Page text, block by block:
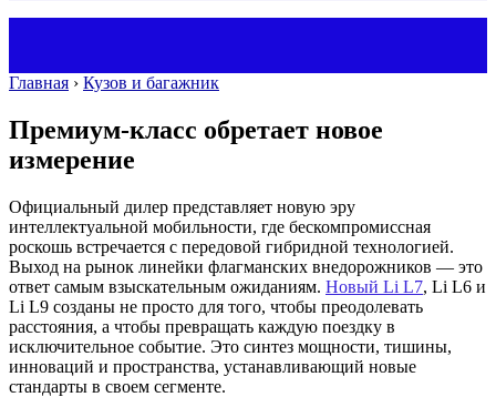
Главная › Кузов и багажник
Премиум-класс обретает новое
измерение
Официальный дилер представляет новую эру
интеллектуальной мобильности, где бескомпромиссная
роскошь встречается с передовой гибридной технологией.
Выход на рынок линейки флагманских внедорожников — это
ответ самым взыскательным ожиданиям. Новый Li L7, Li L6 и
Li L9 созданы не просто для того, чтобы преодолевать
расстояния, а чтобы превращать каждую поездку в
исключительное событие. Это синтез мощности, тишины,
инноваций и пространства, устанавливающий новые
стандарты в своем сегменте.